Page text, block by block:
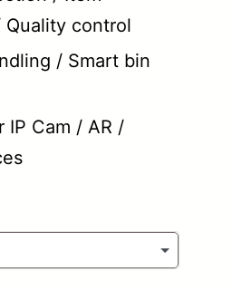
control
/ Smart bin
IP Cam / AR /